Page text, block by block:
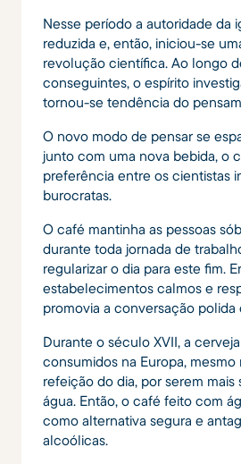
Nesse período a autoridade da
reduzida e, então, iniciou-se
revolução científica. Ao longo
conseguintes, o espírito
tornou-se tendência do
O novo modo de pensar se
junto com uma nova bebida, o
preferência entre os cientistas
burocratas.
O café mantinha as pessoas
durante toda jornada de
regularizar o dia para este fim.
estabelecimentos calmos e
promovia a conversação polida
Durante o século XVII, a
consumidos na Europa, mesmo
refeição do dia, por serem mais
água. Então, o café feito com
como alternativa segura e
alcoólicas.